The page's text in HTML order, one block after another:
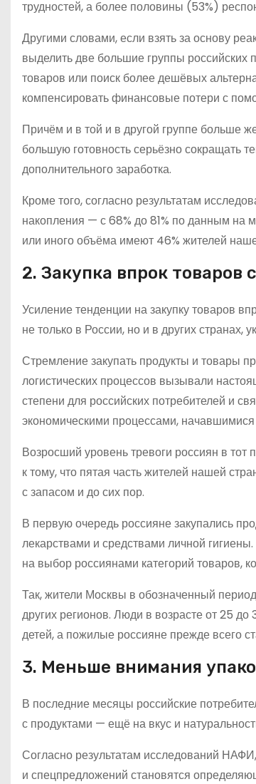
трудностей, а более половины (53%)
Другими словами, если взять за основу
выделить две большие группы российских
товаров или поиск более дешёвых
компенсировать финансовые потери с
Причём и в той и в другой группе
большую готовность серьёзно сокращать
дополнительного заработка.
Кроме того, согласно результатам
накопления — с 68% до 81% по данным на
или иного объёма имеют 46% жителей
2. Закупка впрок
Усиление тенденции на закупку товаров
не только в России, но и в других странах,
Стремление закупать продукты и товары
логистических процессов вызывали
степени для российских потребителей и
экономическими процессами,
Возросший уровень тревоги россиян в
к тому, что пятая часть жителей нашей
с запасом и до сих пор.
В первую очередь россияне закупались
лекарствами и средствами личной
на выбор россиянами категорий товаров,
Так, жители Москвы в обозначенный
других регионов. Люди в возрасте от 25
детей, а пожилые россияне прежде всего
3. Меньше внимания
В последние месяцы российские
с продуктами — ещё на вкус и
Согласно результатам исследований
и спецпредложений становятся